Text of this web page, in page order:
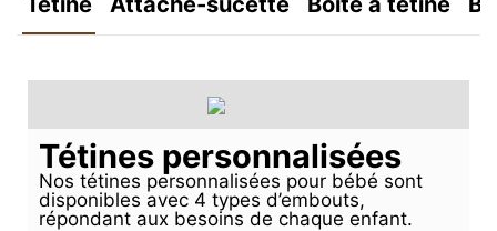
Tétines personnalisées
Nos tétines personnalisées pour bébé sont
disponibles avec 4 types d’embouts,
répondant aux besoins de chaque enfant.